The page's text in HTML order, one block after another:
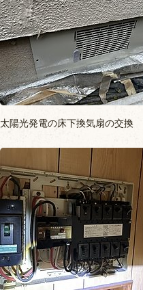
太陽光発電の床下換気扇の交換